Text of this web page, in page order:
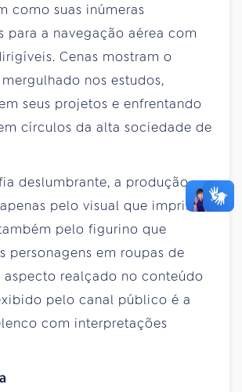
como suas inúmeras
para a navegação aérea com
Cenas mostram o
nos estudos,
seus projetos e enfrentando
círculos da alta sociedade de
deslumbrante, a produção
pelo visual que imprime
pelo figurino que
personagens em roupas de
aspecto realçado no conteúdo
pelo canal público é a
com interpretações